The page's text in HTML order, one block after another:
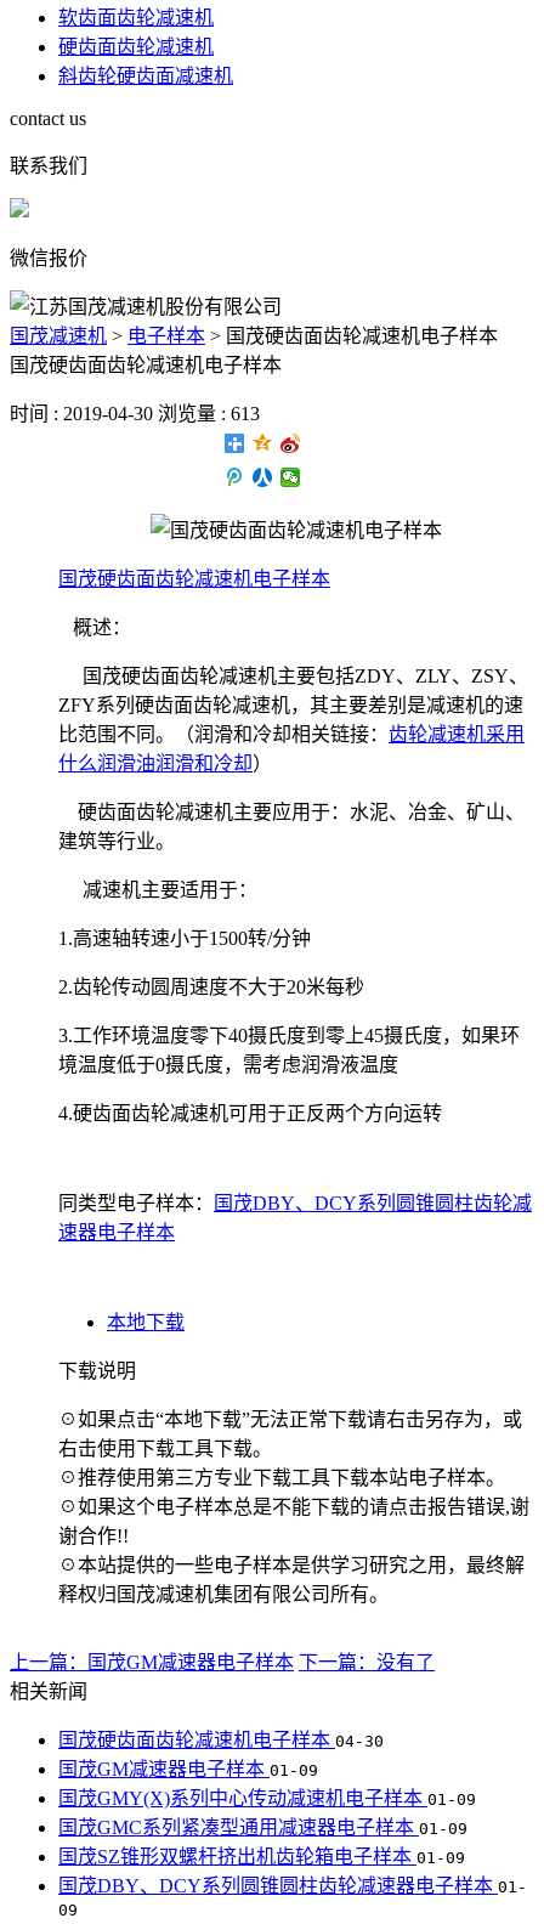
软齿面齿轮减速机
硬齿面齿轮减速机
斜齿轮硬齿面减速机
contact us
联系我们
微信报价
国茂减速机 > 电子样本 > 国茂硬齿面齿轮减速机电子样本
国茂硬齿面齿轮减速机电子样本
时间 : 2019-04-30 浏览量 : 613
国茂硬齿面齿轮减速机电子样本
概述：
国茂硬齿面齿轮减速机主要包括ZDY、ZLY、ZSY、
ZFY系列硬齿面齿轮减速机，其主要差别是减速机的速
比范围不同。（润滑和冷却相关链接： 齿轮减速机采用
什么润滑油润滑和冷却）
硬齿面齿轮减速机主要应用于：水泥、冶金、矿山、
建筑等行业。
减速机主要适用于：
1.高速轴转速小于1500转/分钟
2.齿轮传动圆周速度不大于20米每秒
3.工作环境温度零下40摄氏度到零上45摄氏度，如果环
境温度低于0摄氏度，需考虑润滑液温度
4.硬齿面齿轮减速机可用于正反两个方向运转
同类型电子样本：
国茂DBY、DCY系列圆锥圆柱齿轮减
速器电子样本
本地下载
下载说明
☉如果点击“本地下载”无法正常下载请右击另存为，或
右击使用下载工具下载。
☉推荐使用第三方专业下载工具下载本站电子样本。
☉如果这个电子样本总是不能下载的请点击报告错误,谢
谢合作!!
☉本站提供的一些电子样本是供学习研究之用，最终解
释权归国茂减速机集团有限公司所有。
上一篇：国茂GM减速器电子样本 下一篇：没有了
相关新闻
国茂硬齿面齿轮减速机电子样本 04-30
国茂GM减速器电子样本 01-09
国茂GMY(X)系列中心传动减速机电子样本 01-09
国茂GMC系列紧凑型通用减速器电子样本 01-09
国茂SZ锥形双螺杆挤出机齿轮箱电子样本 01-09
国茂DBY、DCY系列圆锥圆柱齿轮减速器电子样本 01-
09